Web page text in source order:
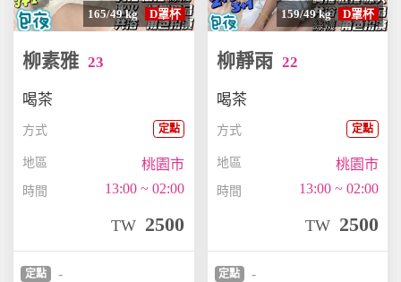
165/49 kg D罩杯
柳素雅23
喝茶
方式 定點
地區 桃園市
時間 13:00 ~ 02:00
TW 2500
定點 -
159/49 kg D罩杯
柳靜雨 22
喝茶
方式 定點
地區 桃園市
時間 13:00 ~ 02:00
TW 2500
定點 -